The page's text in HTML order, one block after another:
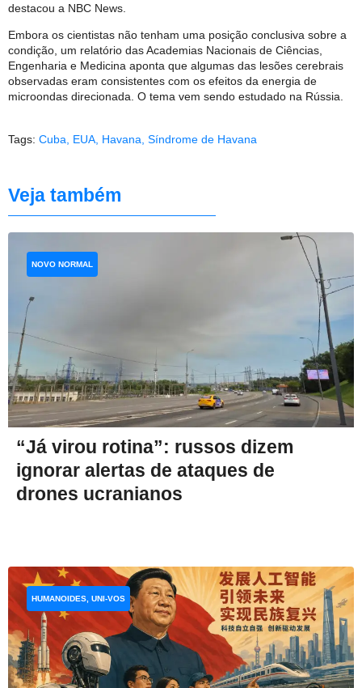
destacou a NBC News.
Embora os cientistas não tenham uma posição conclusiva sobre a
condição, um relatório das Academias Nacionais de Ciências,
Engenharia e Medicina aponta que algumas das lesões cerebrais
observadas eram consistentes com os efeitos da energia de
microondas direcionada. O tema vem sendo estudado na Rússia.
Tags: Cuba, EUA, Havana, Síndrome de Havana
Veja também
“Já virou rotina”: russos dizem
ignorar alertas de ataques de
drones ucranianos
NOVO NORMAL
HUMANOIDES, UNI-VOS